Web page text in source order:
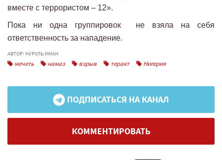
вместе с террористом – 12».
Пока ни одна группировок не взяла на себя
ответственность за нападение.
АВТОР: НУРУЛЬ ИМАН
мечеть намаз взрыв теракт Нигерия
ПОДПИСАТЬСЯ НА КАНАЛ
КОММЕНТИРОВАТЬ